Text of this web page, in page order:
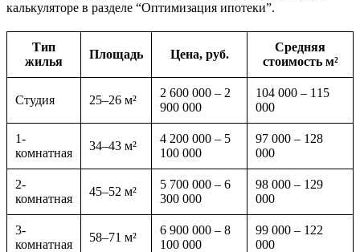
калькуляторе в разделе “Оптимизация ипотеки”.
Тип
жилья
Площадь Цена, руб.
Средняя
стоимость м²
Студия 25–26 м²
2 600 000 – 2
900 000
104 000 – 115
000
1-
комнатная
34–43 м²
4 200 000 – 5
100 000
97 000 – 128
000
2-
комнатная
45–52 м²
5 700 000 – 6
300 000
98 000 – 129
000
3-
комнатная
58–71 м²
6 900 000 – 8
100 000
99 000 – 122
000